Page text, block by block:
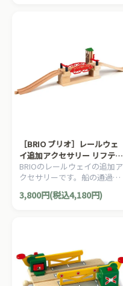
［BRIO ブリオ］レールウェ
イ追加アクセサリー リフティ
ングブリッジ
BRIOのレールウェイの追加ア
クセサリーです。船の通過時
に橋が上がる可動橋です。3
ピース。
3,800円(税込4,180円)